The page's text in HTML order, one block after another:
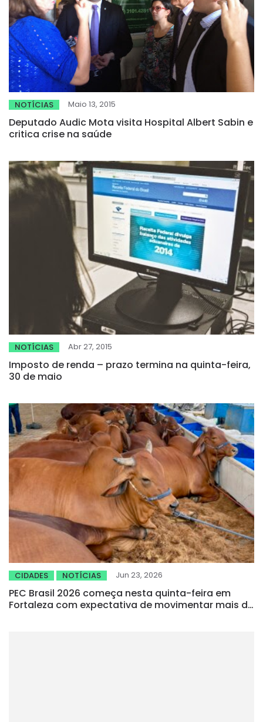
NOTÍCIAS Maio 13, 2015
Deputado Audic Mota visita Hospital Albert Sabin e
critica crise na saúde
NOTÍCIAS Abr 27, 2015
Imposto de renda – prazo termina na quinta-feira,
30 de maio
CIDADES NOTÍCIAS Jun 23, 2026
PEC Brasil 2026 começa nesta quinta-feira em
Fortaleza com expectativa de movimentar mais de